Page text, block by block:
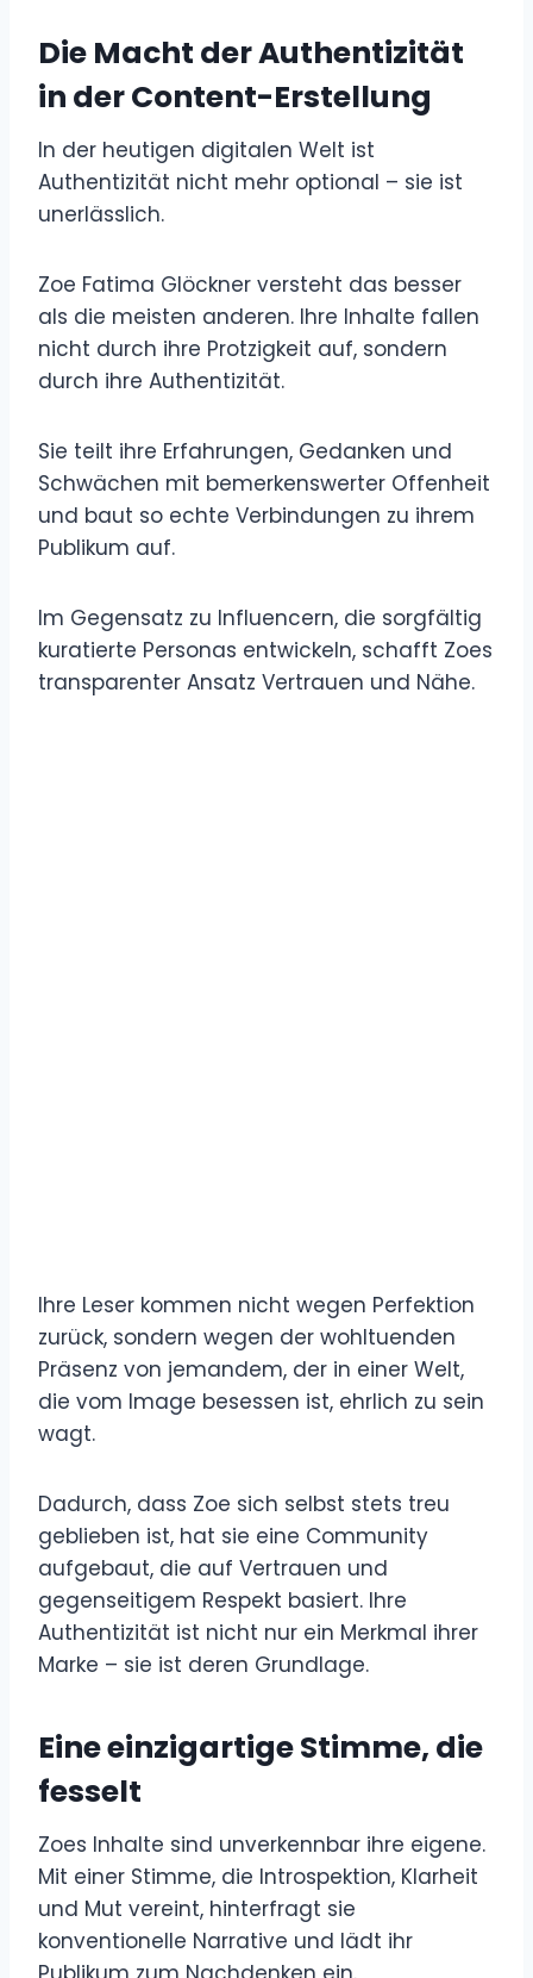
Die Macht der Authentizität
in der Content-Erstellung
In der heutigen digitalen Welt ist
Authentizität nicht mehr optional – sie ist
unerlässlich.
Zoe Fatima Glöckner versteht das besser
als die meisten anderen. Ihre Inhalte fallen
nicht durch ihre Protzigkeit auf, sondern
durch ihre Authentizität.
Sie teilt ihre Erfahrungen, Gedanken und
Schwächen mit bemerkenswerter Offenheit
und baut so echte Verbindungen zu ihrem
Publikum auf.
Im Gegensatz zu Influencern, die sorgfältig
kuratierte Personas entwickeln, schafft Zoes
transparenter Ansatz Vertrauen und Nähe.
Ihre Leser kommen nicht wegen Perfektion
zurück, sondern wegen der wohltuenden
Präsenz von jemandem, der in einer Welt,
die vom Image besessen ist, ehrlich zu sein
wagt.
Dadurch, dass Zoe sich selbst stets treu
geblieben ist, hat sie eine Community
aufgebaut, die auf Vertrauen und
gegenseitigem Respekt basiert. Ihre
Authentizität ist nicht nur ein Merkmal ihrer
Marke – sie ist deren Grundlage.
Eine einzigartige Stimme, die
fesselt
Zoes Inhalte sind unverkennbar ihre eigene.
Mit einer Stimme, die Introspektion, Klarheit
und Mut vereint, hinterfragt sie
konventionelle Narrative und lädt ihr